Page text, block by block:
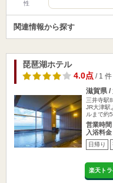
性
関連情報から探す
琵琶湖ホテル
4.0点/ 1 件
滋賀県 /
三井寺駅
JR大津駅
ルまで約
営業時
入浴料
日帰り
楽天ト